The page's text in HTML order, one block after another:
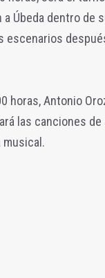
Úbeda dentro de
horas, Antonio
las canciones